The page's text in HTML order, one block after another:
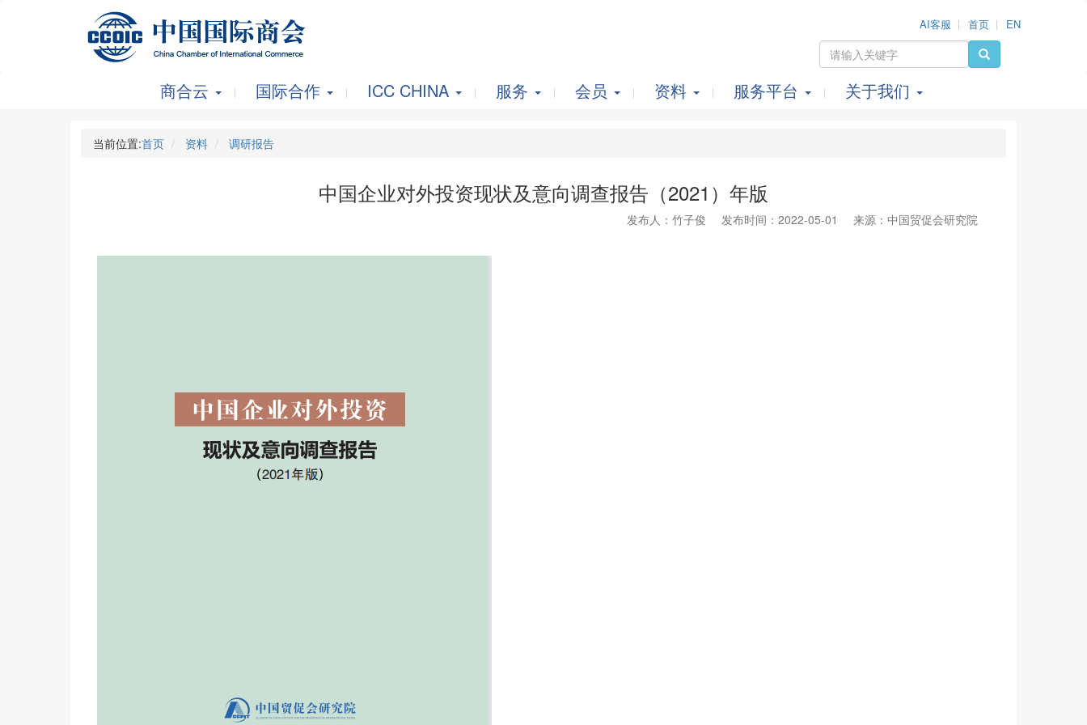
AI客服 首页 EN
商合云 国际合作 ICC CHINA 服务 会员 资料 服务平台 关于我们
当前位置:首页 资料 调研报告
中国企业对外投资现状及意向调查报告（2021）年版
发布人：竹子俊 发布时间：2022-05-01 来源：中国贸促会研究院